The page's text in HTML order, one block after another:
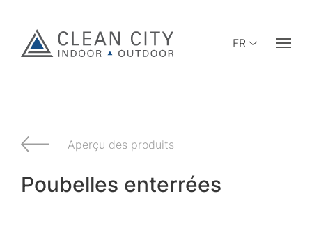
FR
Aperçu des produits
Poubelles enterrées